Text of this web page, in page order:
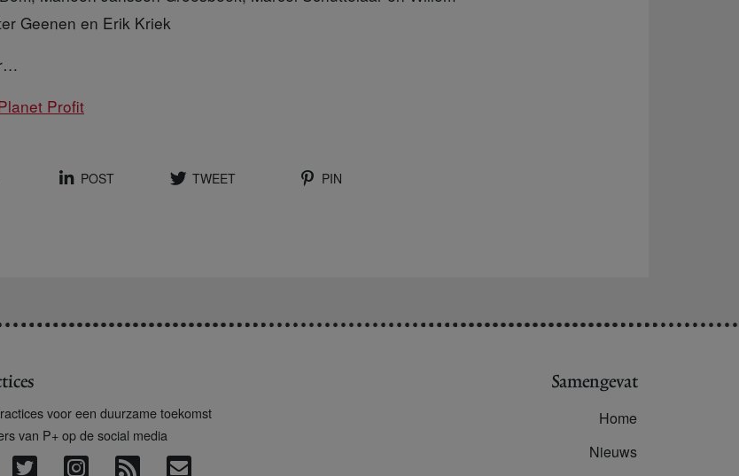
Geenen en Erik Kriek
Profit
POST TWEET PIN
voor een duurzame toekomst
van P+ op de social media
Samengevat
Home
Nieuws